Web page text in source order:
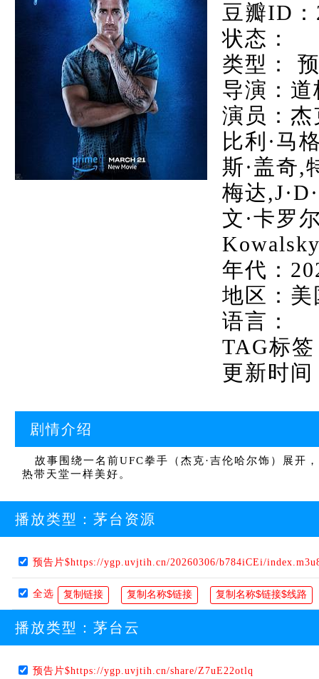
豆瓣ID：
状态：
类型：
导演：道
演员：杰
比利·马
斯·盖奇,
梅达
文·卡罗
年代：
地区：美
语言：
TAG标
更新时
剧情介绍
故事围绕一名前UFC拳手（杰克·吉伦哈尔饰）展开
热带天堂一样美好。
播放类型： 茅台资源
预告片$https://ygp.uvjtih.cn/20260306/b784iCEi/
全选
播放类型： 茅台云
预告片$https://ygp.uvjtih.cn/share/Z7uE22otlq